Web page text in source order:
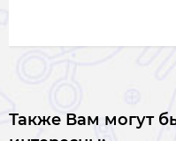
Также Вам могут